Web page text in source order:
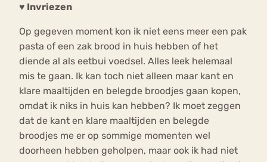
♥ Invriezen
Op gegeven moment kon ik niet eens meer een pak
pasta of een zak brood in huis hebben of het
diende al als eetbui voedsel. Alles leek helemaal
mis te gaan. Ik kan toch niet alleen maar kant en
klare maaltijden en belegde broodjes gaan kopen,
omdat ik niks in huis kan hebben? Ik moet zeggen
dat de kant en klare maaltijden en belegde
broodjes me er op sommige momenten wel
doorheen hebben geholpen, maar ook ik had niet